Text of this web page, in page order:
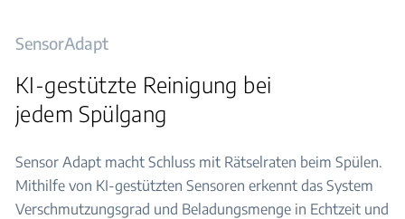
SensorAdapt
KI-gestützte Reinigung bei
jedem Spülgang
Sensor Adapt macht Schluss mit Rätselraten beim Spülen.
Mithilfe von KI-gestützten Sensoren erkennt das System
Verschmutzungsgrad und Beladungsmenge in Echtzeit und